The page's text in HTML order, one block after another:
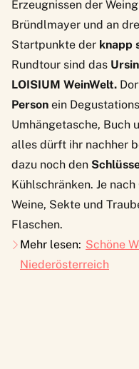
Erzeugnissen der
Bründlmayer und an
Startpunkte der knapp
Rundtour sind das
LOISIUM WeinWelt.
Person ein
Umhängetasche, Buch
alles dürft ihr nachher
dazu noch den
Kühlschränken. Je
Weine, Sekte und
Flaschen.
Mehr lesen: Schöne
Niederösterreich